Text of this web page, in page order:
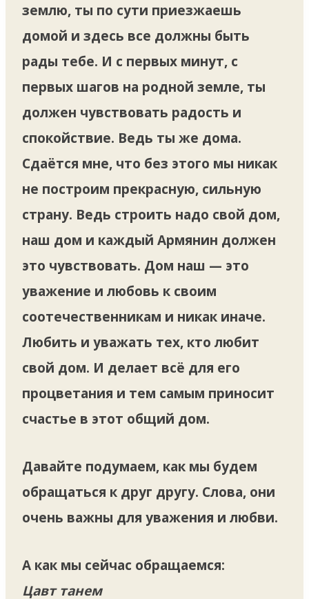
землю, ты по сути приезжаешь
домой и здесь все должны быть
рады тебе. И с первых минут, с
первых шагов на родной земле, ты
должен чувствовать радость и
спокойствие. Ведь ты же дома.
Сдаётся мне, что без этого мы никак
не построим прекрасную, сильную
страну. Ведь строить надо свой дом,
наш дом и каждый Армянин должен
это чувствовать. Дом наш — это
уважение и любовь к своим
соотечественникам и никак иначе.
Любить и уважать тех, кто любит
свой дом. И делает всё для его
процветания и тем самым приносит
счастье в этот общий дом.
Давайте подумаем, как мы будем
обращаться к друг другу. Слова, они
очень важны для уважения и любви.
А как мы сейчас обращаемся:
Цавт танем